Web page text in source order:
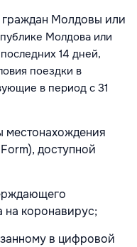
Молдовы или
Молдова или
14 дней,
поездки в
в период с 31
доступной
на коронавирус;
в цифровой